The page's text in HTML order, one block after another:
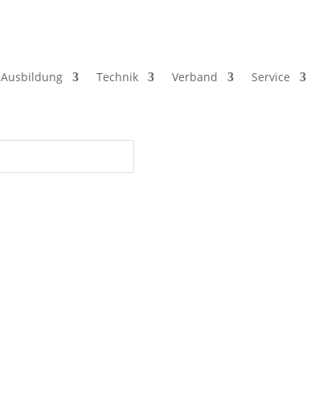
Ausbildung Technik Verband Service